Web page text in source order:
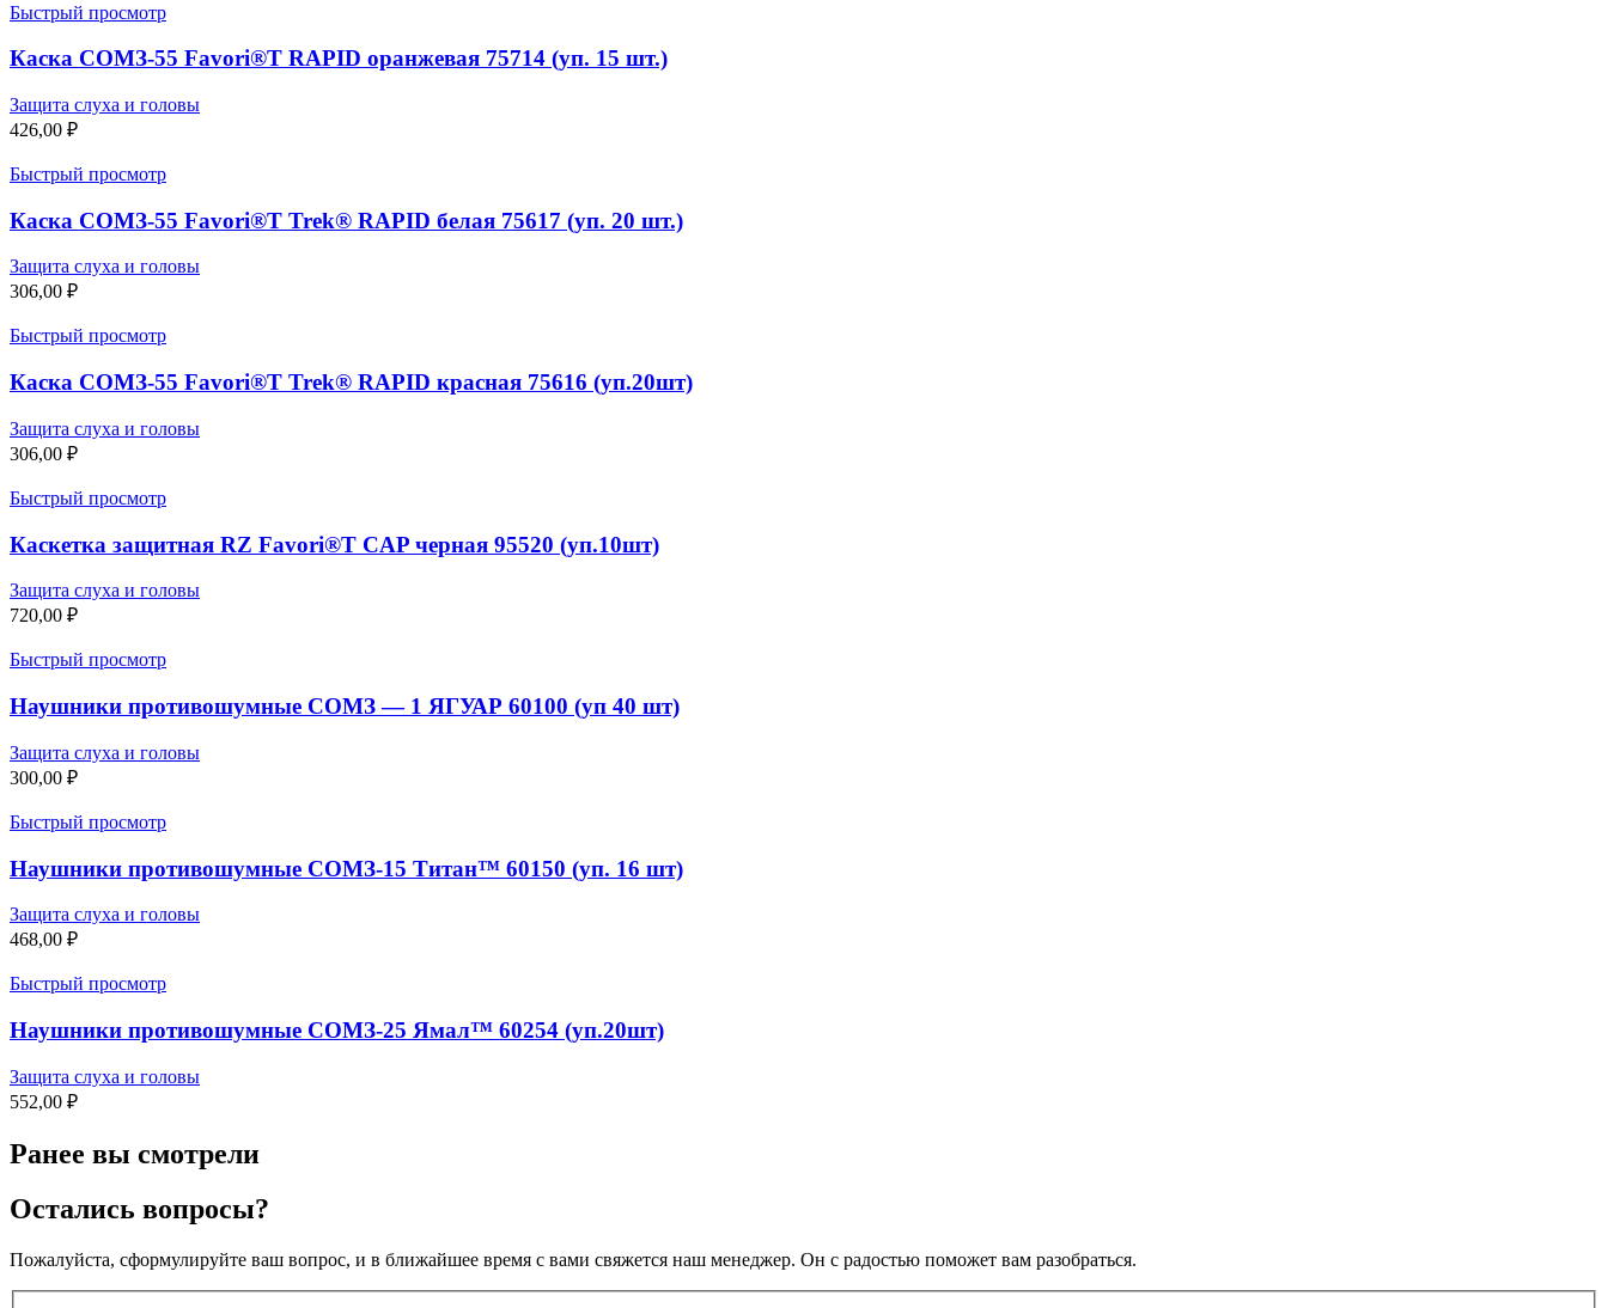
Быстрый просмотр
Каска СОМЗ-55 Favori®T RAPID оранжевая 75714 (уп. 15 шт.)
Защита слуха и головы
426,00 ₽
Быстрый просмотр
Каска СОМЗ-55 Favori®T Trek® RAPID белая 75617 (уп. 20 шт.)
Защита слуха и головы
306,00 ₽
Быстрый просмотр
Каска СОМЗ-55 Favori®T Trek® RAPID красная 75616 (уп.20шт)
Защита слуха и головы
306,00 ₽
Быстрый просмотр
Каскетка защитная RZ Favori®T CAP черная 95520 (уп.10шт)
Защита слуха и головы
720,00 ₽
Быстрый просмотр
Наушники противошумные СОМЗ — 1 ЯГУАР 60100 (уп 40 шт)
Защита слуха и головы
300,00 ₽
Быстрый просмотр
Наушники противошумные СОМЗ-15 Титан™ 60150 (уп. 16 шт)
Защита слуха и головы
468,00 ₽
Быстрый просмотр
Наушники противошумные СОМЗ-25 Ямал™ 60254 (уп.20шт)
Защита слуха и головы
552,00 ₽
Ранее вы смотрели
Остались вопросы?
Пожалуйста, сформулируйте ваш вопрос, и в ближайшее время с вами свяжется наш менеджер. Он с радостью поможет вам разобраться.